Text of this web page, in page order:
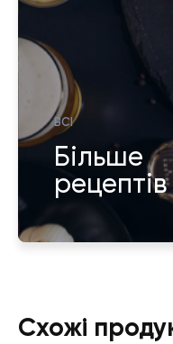
ВСІ
Більше
рецептів
Схожі